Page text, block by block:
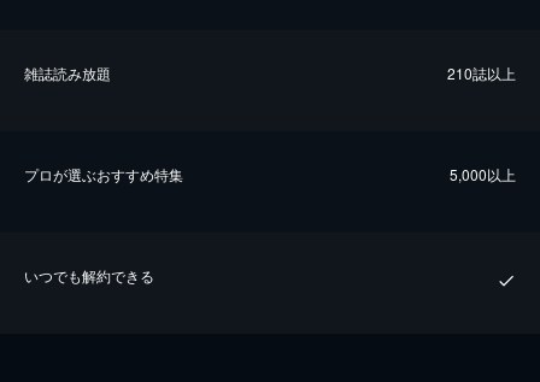
雑誌読み放題 210誌以上
プロが選ぶおすすめ特集 5,000以上
いつでも解約できる